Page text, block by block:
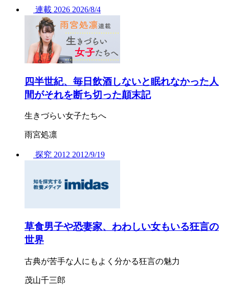
連載 2026 2026/8/4
四半世紀、毎日飲酒しないと眠れなかった人
間がそれを断ち切った顛末記
生きづらい女子たちへ
雨宮処凛
探究 2012 2012/9/19
草食男子や恐妻家、わわしい女もいる狂言の
世界
古典が苦手な人にもよく分かる狂言の魅力
茂山千三郎